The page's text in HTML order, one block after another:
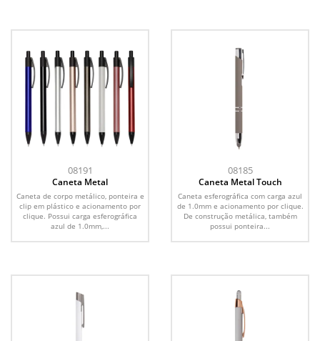
08191
Caneta Metal
Caneta de corpo metálico, ponteira e
clip em plástico e acionamento por
clique. Possui carga esferográfica
azul de 1.0mm,...
08185
Caneta Metal Touch
Caneta esferográfica com carga azul
de 1.0mm e acionamento por clique.
De construção metálica, também
possui ponteira...